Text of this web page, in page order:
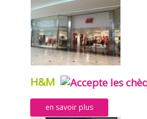
H&M
en savoir plus